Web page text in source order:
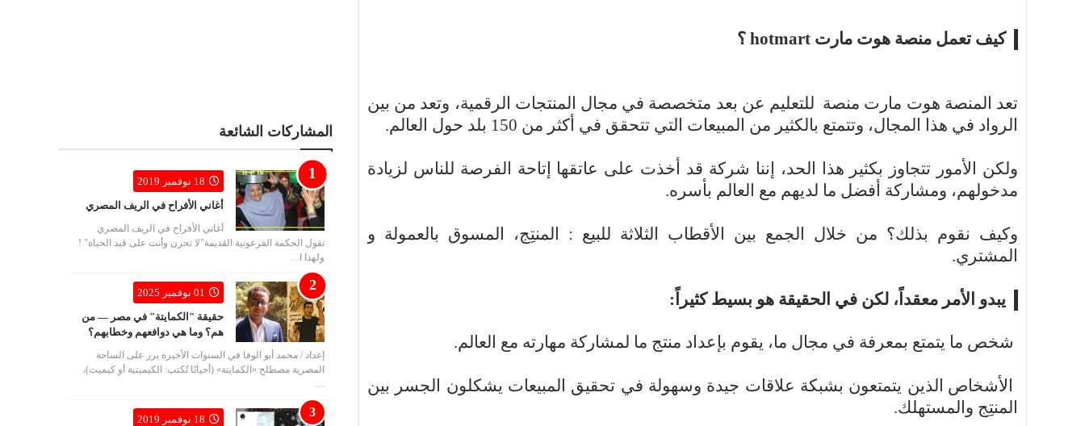
كيف تعمل منصة هوت مارت hotmart ؟
تعد المنصة هوت مارت منصة للتعليم عن بعد متخصصة في مجال المنتجات الرقمية، وتعد من بين
الرواد في هذا المجال، وتتمتع بالكثير من المبيعات التي تتحقق في أكثر من 150 بلد حول العالم.
ولكن الأمور تتجاوز بكثير هذا الحد، إننا شركة قد أخذت على عاتقها إتاحة الفرصة للناس لزيادة
مدخولهم، ومشاركة أفضل ما لديهم مع العالم بأسره.
وكيف نقوم بذلك؟ من خلال الجمع بين الأقطاب الثلاثة للبيع : المنتِج، المسوق بالعمولة و
المشتري.
يبدو الأمر معقداً، لكن في الحقيقة هو بسيط كثيراً:
شخص ما يتمتع بمعرفة في مجال ما، يقوم بإعداد منتج ما لمشاركة مهارته مع العالم.
الأشخاص الذين يتمتعون بشبكة علاقات جيدة وسهولة في تحقيق المبيعات يشكلون الجسر بين
المنتِج والمستهلك.
المشاركات الشائعة
18 نوفمبر 2019
أغاني الأفراح في الريف المصري
أغاني الأفراح في الريف المصري
تقول الحكمة الفرعونية القديمة"لا تحزن وأنت على قيد الحياة" !
ولهذا ا…
01 نوفمبر 2025
حقيقة "الكمايتة" في مصر — من
هم؟ وما هي دوافعهم وخطابهم؟
إعداد / محمد أبو الوفا في السنوات الأخيرة برز على الساحة
المصرية مصطلح «الكمايتة» (أحيانًا تُكتب: الكيميتية أو كيميت)،
18 نوفمبر 2019